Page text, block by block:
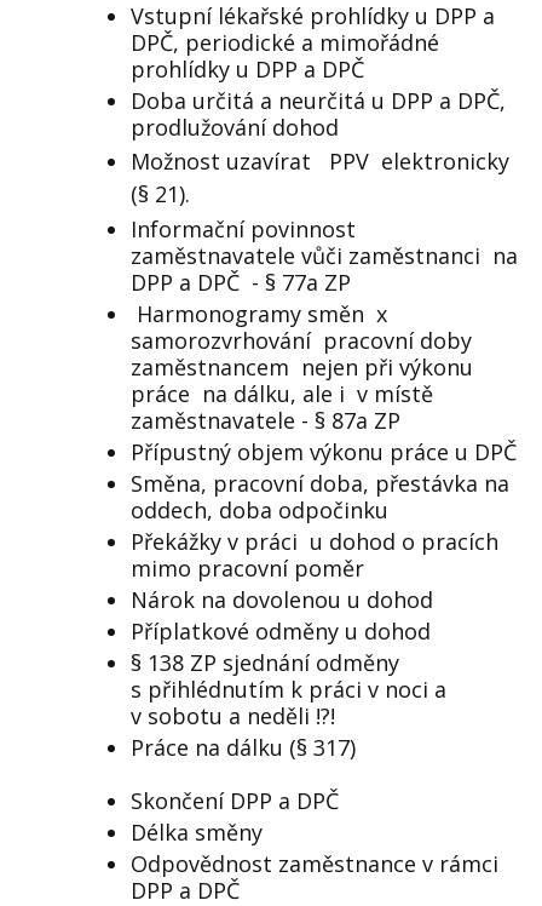
Vstupní lékařské prohlídky u DPP a
DPČ, periodické a mimořádné
prohlídky u DPP a DPČ
Doba určitá a neurčitá u DPP a DPČ,
prodlužování dohod
Možnost uzavírat
PPV elektronicky
(§ 21).
Informační povinnost
zaměstnavatele vůči zaměstnanci na
DPP a DPČ - § 77a ZP
Harmonogramy směn x
samorozvrhování pracovní doby
zaměstnancem nejen při výkonu
práce na dálku, ale i v místě
zaměstnavatele - § 87a ZP
Přípustný objem výkonu práce u DPČ
Směna, pracovní doba, přestávka na
oddech, doba odpočinku
Překážky v práci u dohod o pracích
mimo pracovní poměr
Nárok na dovolenou u dohod
Příplatkové odměny u dohod
§ 138 ZP sjednání odměny
s přihlédnutím k práci v noci a
v sobotu a neděli !?!
Práce na dálku (§ 317)
Skončení DPP a DPČ
Délka směny
Odpovědnost zaměstnance v rámci
DPP a DPČ